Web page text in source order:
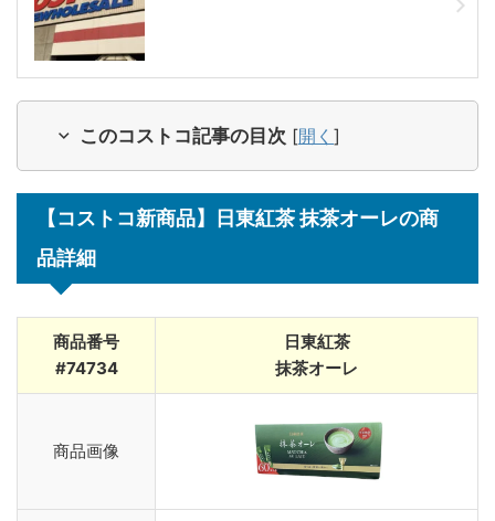
このコストコ記事の目次 [開く ]
【コストコ新商品】日東紅茶 抹茶オーレの商
品詳細
商品番号
#74734
日東紅茶
抹茶オーレ
商品画像